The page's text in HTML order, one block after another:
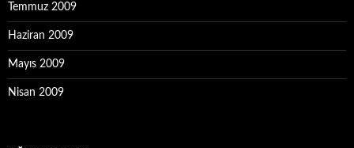
Temmuz 2009
Haziran 2009
Mayıs 2009
Nisan 2009